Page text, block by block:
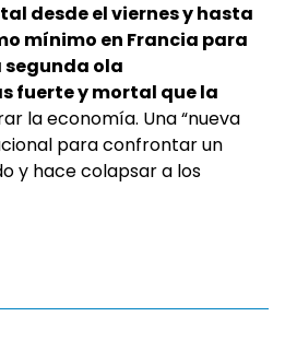
desde el viernes y hasta
mínimo en Francia para
ola
fuerte y mortal que la
la economía. Una “nueva
para confrontar un
y hace colapsar a los